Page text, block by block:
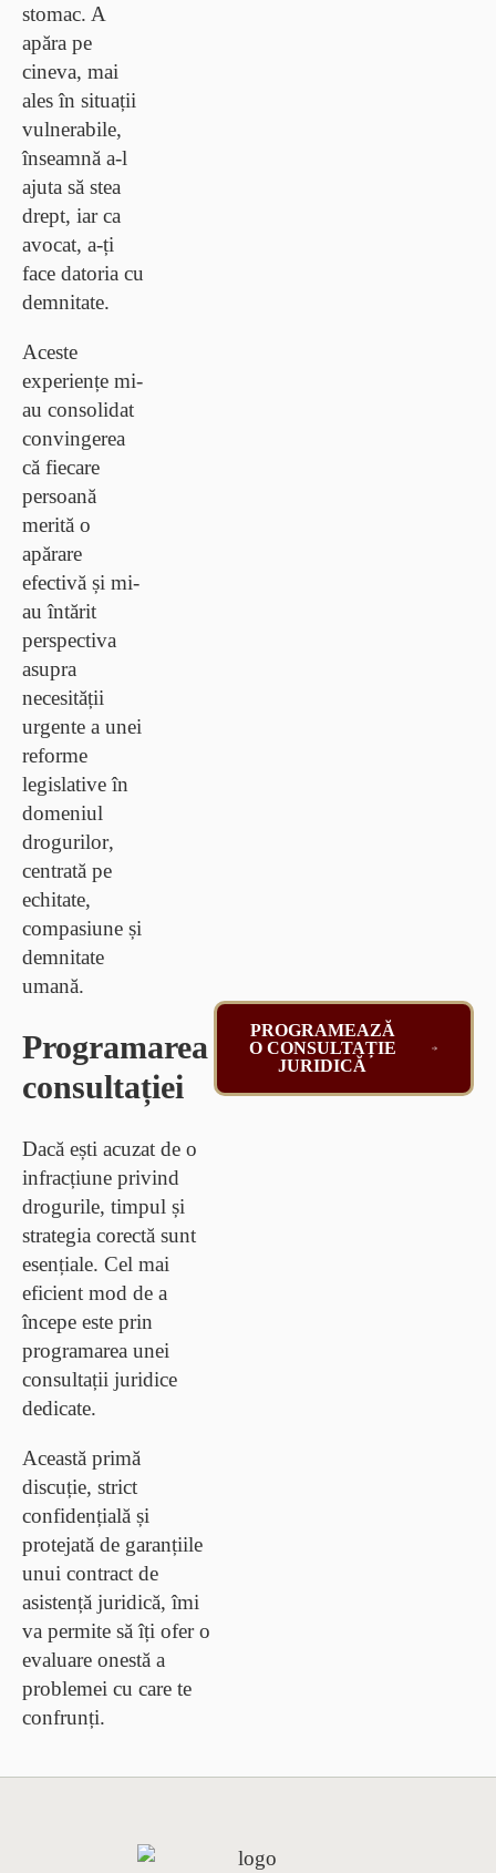
stomac. A
apăra pe
cineva, mai
ales în situații
vulnerabile,
înseamnă a-l
ajuta să stea
drept, iar ca
avocat, a-ți
face datoria cu
demnitate.
Aceste
experiențe mi-
au consolidat
convingerea
că fiecare
persoană
merită o
apărare
efectivă și mi-
au întărit
perspectiva
asupra
necesității
urgente a unei
reforme
legislative în
domeniul
drogurilor,
centrată pe
echitate,
compasiune și
demnitate
umană.
Programarea
consultației
Dacă ești acuzat de o
infracțiune privind
drogurile, timpul și
strategia corectă sunt
esențiale. Cel mai
eficient mod de a
începe este prin
programarea unei
consultații juridice
dedicate.
Această primă
discuție, strict
confidențială și
protejată de garanțiile
unui contract de
asistență juridică, îmi
va permite să îți ofer o
evaluare onestă a
problemei cu care te
confrunți.
PROGRAMEAZĂ
O CONSULTAȚIE
JURIDICĂ